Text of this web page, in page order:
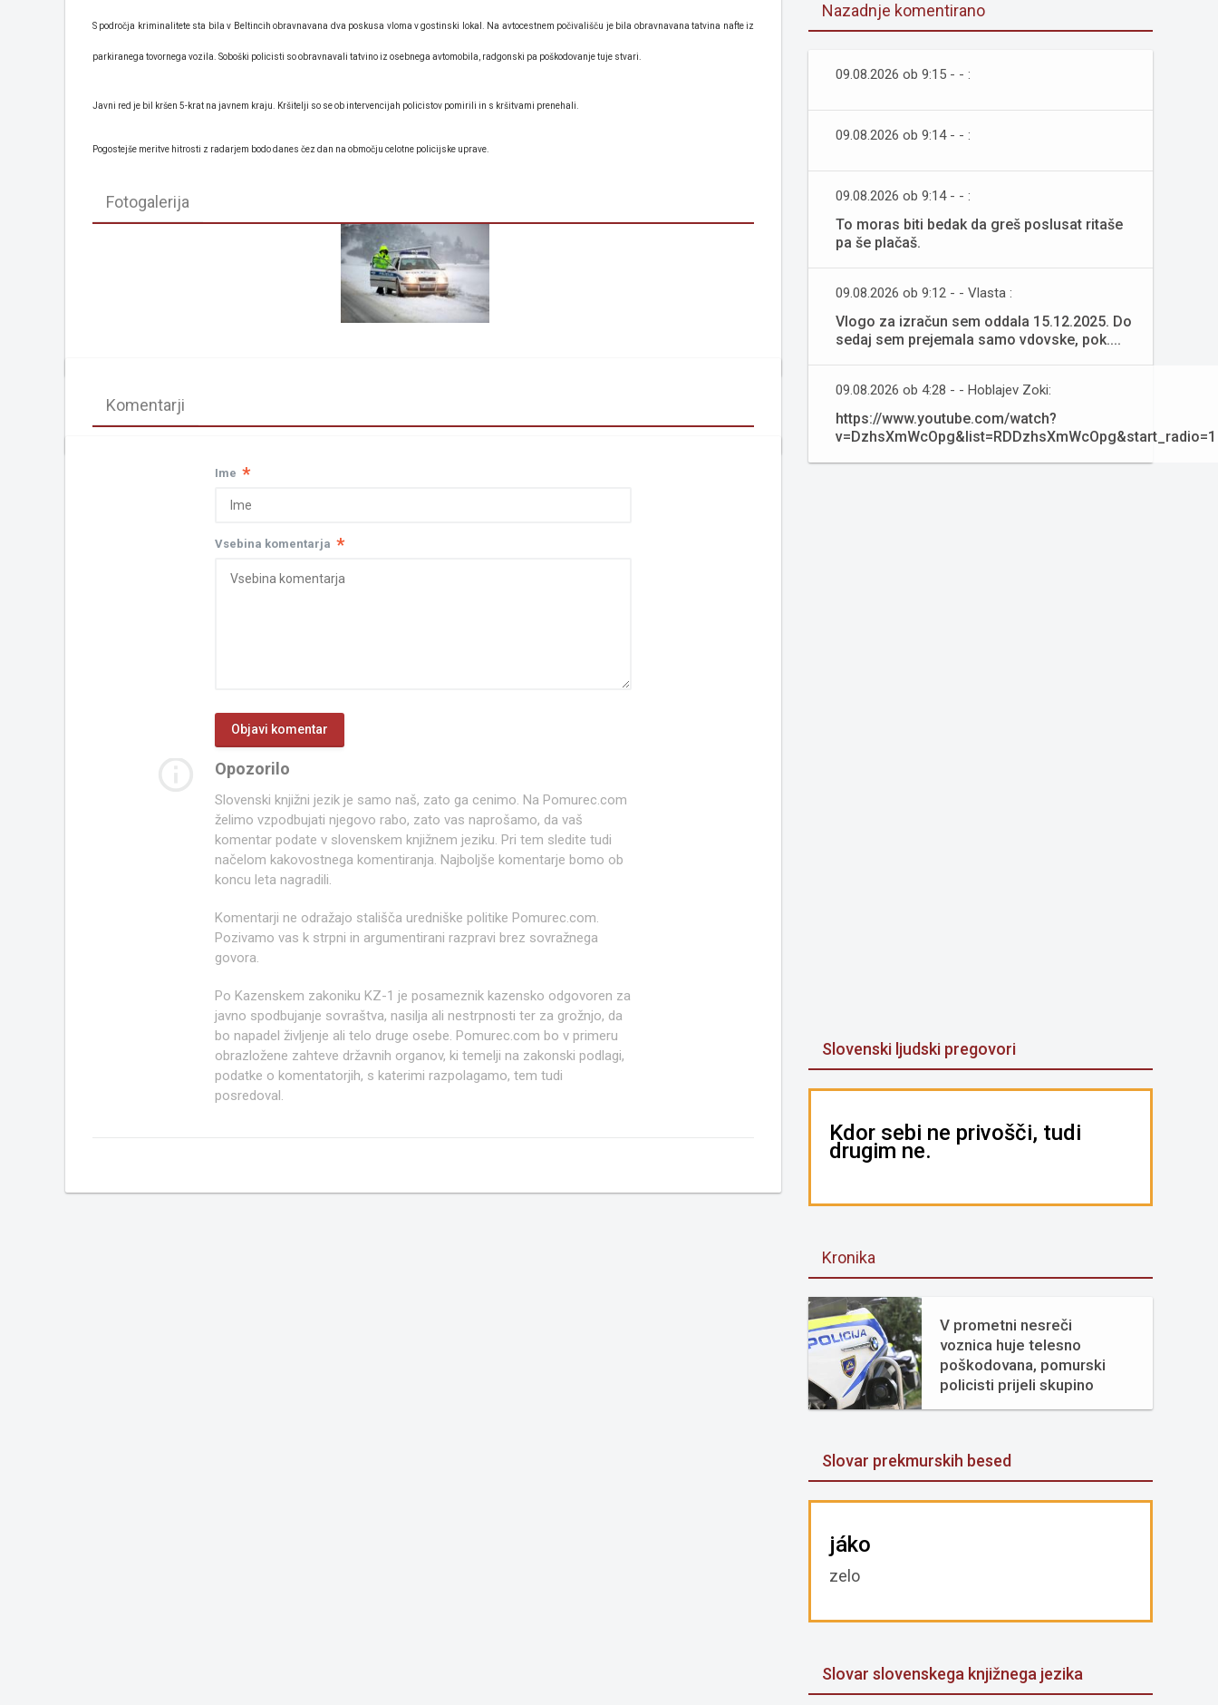
S področja kriminalitete sta bila v Beltincih obravnavana dva poskusa vloma v gostinski lokal. Na avtocestnem počivališču je bila obravnavana tatvina nafte iz
parkiranega tovornega vozila. Soboški policisti so obravnavali tatvino iz osebnega avtomobila, radgonski pa poškodovanje tuje stvari.
Javni red je bil kršen 5-krat na javnem kraju. Kršitelji so se ob intervencijah policistov pomirili in s kršitvami prenehali.
Pogostejše meritve hitrosti z radarjem bodo danes čez dan na območju celotne policijske uprave.
Fotogalerija
Komentarji
Ime *
Vsebina komentarja *
Opozorilo
Slovenski knjižni jezik je samo naš, zato ga cenimo. Na Pomurec.com
želimo vzpodbujati njegovo rabo, zato vas naprošamo, da vaš
komentar podate v slovenskem knjižnem jeziku. Pri tem sledite tudi
načelom kakovostnega komentiranja. Najboljše komentarje bomo ob
koncu leta nagradili.
Komentarji ne odražajo stališča uredniške politike Pomurec.com.
Pozivamo vas k strpni in argumentirani razpravi brez sovražnega
govora.
Po Kazenskem zakoniku KZ-1 je posameznik kazensko odgovoren za
javno spodbujanje sovraštva, nasilja ali nestrpnosti ter za grožnjo, da
bo napadel življenje ali telo druge osebe. Pomurec.com bo v primeru
obrazložene zahteve državnih organov, ki temelji na zakonski podlagi,
podatke o komentatorjih, s katerimi razpolagamo, tem tudi
posredoval.
Nazadnje komentirano
09.08.2026 ob 9:15 - - :
09.08.2026 ob 9:14 - - :
09.08.2026 ob 9:14 - - :
To moras biti bedak da greš poslusat ritaše
pa še plačaš.
09.08.2026 ob 9:12 - - Vlasta :
Vlogo za izračun sem oddala 15.12.2025. Do
sedaj sem prejemala samo vdovske, pok....
09.08.2026 ob 4:28 - - Hoblajev Zoki:
https://www.youtube.com/watch?
v=DzhsXmWcOpg&list=RDDzhsXmWcOpg&start_radio=1
Slovenski ljudski pregovori
Kdor sebi ne privošči, tudi
drugim ne.
Kronika
V prometni nesreči
voznica huje telesno
poškodovana, pomurski
policisti prijeli skupino
tujcev
Slovar prekmurskih besed
jáko
zelo
Slovar slovenskega knjižnega jezika